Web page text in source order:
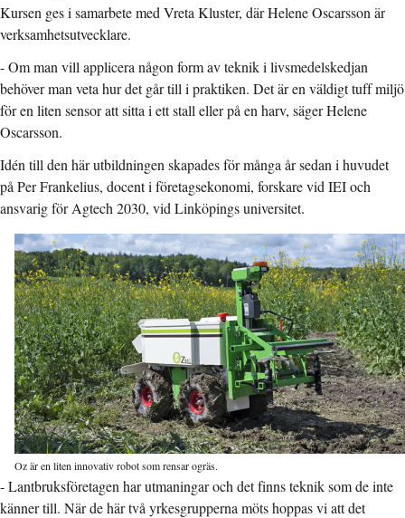
Kursen ges i samarbete med Vreta Kluster, där Helene Oscarsson är
verksamhetsutvecklare.
- Om man vill applicera någon form av teknik i livsmedelskedjan
behöver man veta hur det går till i praktiken. Det är en väldigt tuff miljö
för en liten sensor att sitta i ett stall eller på en harv, säger Helene
Oscarsson.
Idén till den här utbildningen skapades för många år sedan i huvudet
på Per Frankelius, docent i företagsekonomi, forskare vid IEI och
ansvarig för Agtech 2030, vid Linköpings
Oz är en liten innovativ robot som rensar ogräs.
universitet.
- Lantbruksföretagen har utmaningar och det finns teknik som de inte
känner till. När de här två yrkesgrupperna möts hoppas vi att det